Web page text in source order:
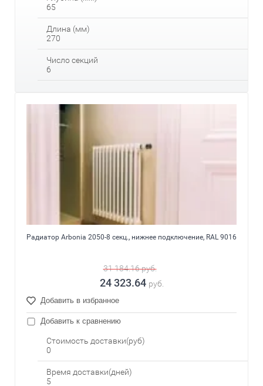
65
Длина (мм)
270
Число секций
6
Радиатор Arbonia 2050-8 секц., нижнее подключение, RAL 9016
31 184.16руб.
24 323.64 руб.
Добавить в избранное
Добавить к сравнению
Стоимость доставки(руб)
0
Время доставки(дней)
5